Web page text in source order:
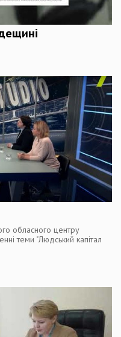
обласного центру
теми "Людський капітал